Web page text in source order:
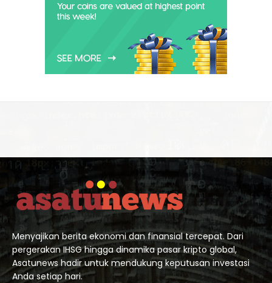
Menyajikan berita ekonomi dan finansial tercepat. Dari
pergerakan IHSG hingga dinamika pasar kripto global,
Asatunews hadir untuk mendukung keputusan investasi
Anda setiap hari.